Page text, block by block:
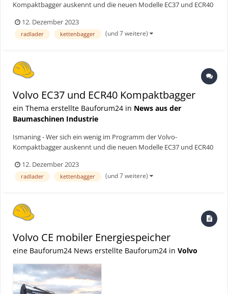
Kompaktbagger auskennt und die neuen Modelle EC37 und ECR40
jüngsten Familienmitglieder sind mit der gleichen modernen
Kabine ausgestattet wie die ebenfalls noch recht neuen 5- und 5,...
12. Dezember 2023
radlader kettenbagger (und 7 weitere)
Volvo EC37 und ECR40 Kompaktbagger
ein Thema erstellte Bauforum24 in News aus der
Baumaschinen Industrie
Ismaning - Wer sich ein wenig im Programm der Volvo-
Kompaktbagger auskennt und die neuen Modelle EC37 und ECR40
jüngsten Familienmitglieder sind mit der gleichen modernen
Kabine ausgestattet wie die ebenfalls noch recht neuen 5- und 5,...
12. Dezember 2023
radlader kettenbagger (und 7 weitere)
Volvo CE mobiler Energiespeicher
eine Bauforum24 News erstellte Bauforum24 in Volvo